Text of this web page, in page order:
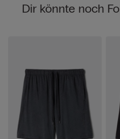
Dir könnte noch